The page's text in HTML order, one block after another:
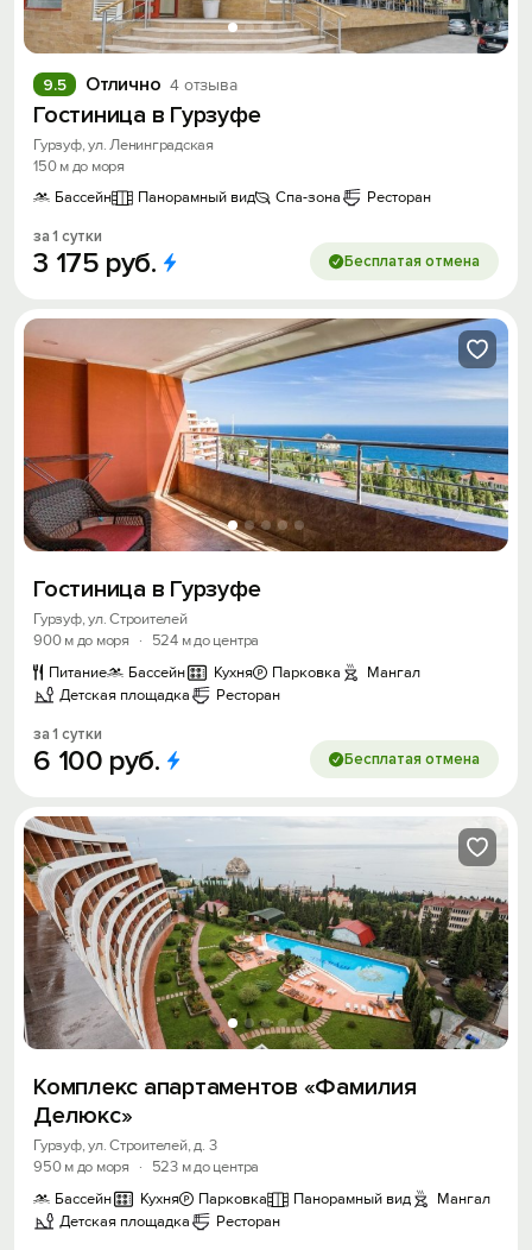
Отлично 4 отзыва
9.5
Гостиница в Гурзуфе
Гурзуф, ул. Ленинградская
150 м до моря
Бассейн
Панорамный вид Спа-зона Ресторан
за 1 сутки
3 175 руб. Бесплатая отмена
Гостиница в Гурзуфе
Гурзуф, ул. Строителей
900 м до моря
·
524 м до центра
Питание
Бассейн Кухня Парковка
Мангал
Детская площадка
Ресторан
за 1 сутки
6 100 руб. Бесплатая отмена
Комплекс апартаментов «Фамилия
Делюкс»
Гурзуф, ул. Строителей, д. 3
950 м до моря
·
523 м до центра
Бассейн
Кухня Парковка Панорамный вид
Мангал
Детская площадка
Ресторан